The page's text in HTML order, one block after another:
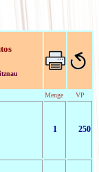
Menge VP
1 250